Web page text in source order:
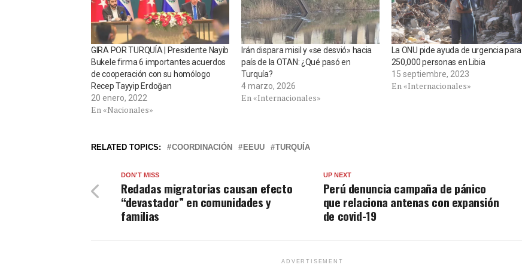
GIRA POR TURQUÍA | Presidente Nayib
Bukele firma 6 importantes acuerdos
de cooperación con su homólogo
Recep Tayyip Erdoğan
20 enero, 2022
En «Nacionales»
Irán dispara misil y «se desvió» hacia
país de la OTAN: ¿Qué pasó en
Turquía?
4 marzo, 2026
En «Internacionales»
La ONU pide ayuda de urgencia para
250,000 personas en Libia
15 septiembre, 2023
En «Internacionales»
RELATED TOPICS: COORDINACIÓN EEUU TURQUÍA
UP NEXT
Perú denuncia campaña de pánico
que relaciona antenas con expansión
de covid-19
DON'T MISS
Redadas migratorias causan efecto
“devastador” en comunidades y
familias
ADVERTISEMENT